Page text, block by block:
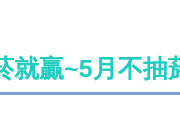
就贏~5月不抽